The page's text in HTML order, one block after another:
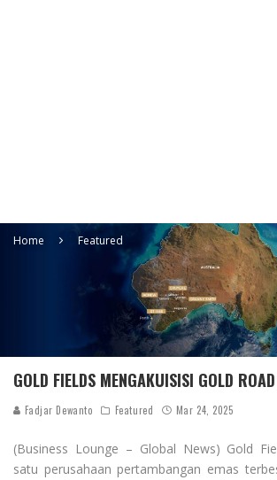
Home Featured
GOLD FIELDS MENGAKUISISI GOLD
Fadjar Dewanto Featured Mar 24, 2025
(Business Lounge – Global News) Gold
satu perusahaan pertambangan emas